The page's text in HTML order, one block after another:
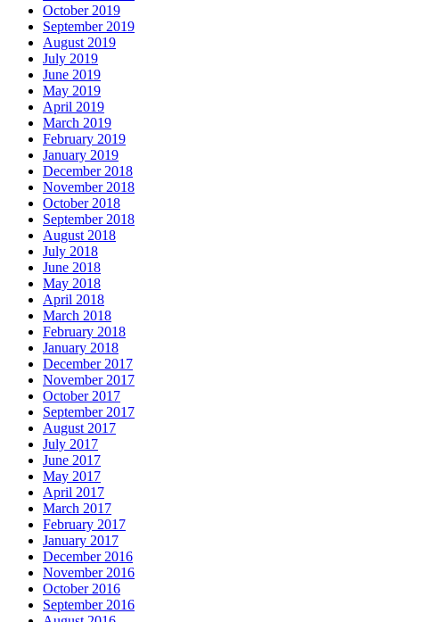
October 2019
September 2019
August 2019
July 2019
June 2019
May 2019
April 2019
March 2019
February 2019
January 2019
December 2018
November 2018
October 2018
September 2018
August 2018
July 2018
June 2018
May 2018
April 2018
March 2018
February 2018
January 2018
December 2017
November 2017
October 2017
September 2017
August 2017
July 2017
June 2017
May 2017
April 2017
March 2017
February 2017
January 2017
December 2016
November 2016
October 2016
September 2016